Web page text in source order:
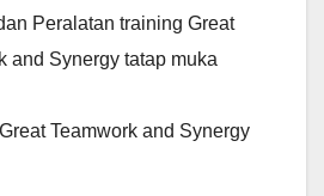
Peralatan training Great
and Synergy tatap muka
Teamwork and Synergy